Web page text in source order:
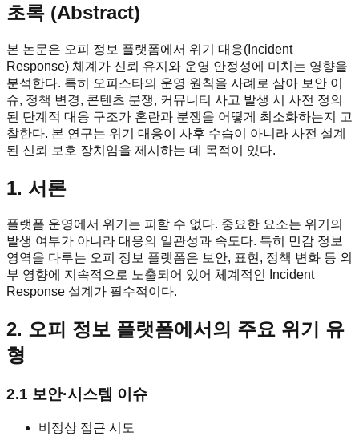
초록 (Abstract)
본 논문은 오피 정보 플랫폼에서 위기 대응(Incident
Response) 체계가 신뢰 유지와 운영 안정성에 미치는 영향을
분석한다. 특히 오피스타의 운영 원칙을 사례로 삼아 보안 이
슈, 정책 변경, 콘텐츠 분쟁, 커뮤니티 사고 발생 시 사전 정의
된 단계적 대응 구조가 혼란과 분쟁을 어떻게 최소화하는지 고
찰한다. 본 연구는 위기 대응이 사후 수습이 아니라 사전 설계
된 신뢰 보호 장치임을 제시하는 데 목적이 있다.
1. 서론
플랫폼 운영에서 위기는 피할 수 없다. 중요한 요소는 위기의
발생 여부가 아니라 대응의 일관성과 속도다. 특히 민감 정보
영역을 다루는 오피 정보 플랫폼은 보안, 표현, 정책 변화 등 외
부 영향에 지속적으로 노출되어 있어 체계적인 Incident
Response 설계가 필수적이다.
2. 오피 정보 플랫폼에서의 주요 위기 유
형
2.1 보안·시스템 이슈
비정상 접근 시도